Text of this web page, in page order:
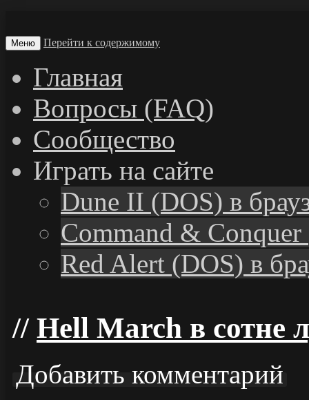
Меню Перейти к содержимому
Главная
Вопросы (FAQ)
Сообщество
Играть на сайте
Dune II (DOS) в
Command & Conquer
Red Alert (DOS) в
Hell March в сотне
Добавить комментарий